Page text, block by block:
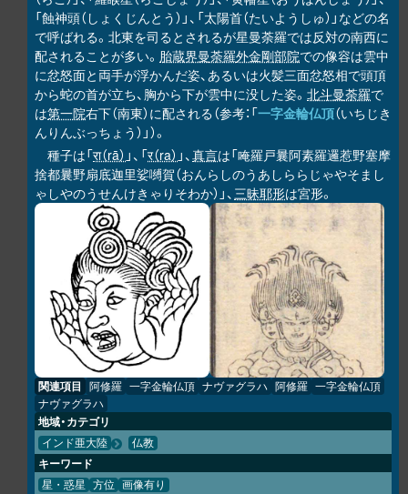
「蝕神頭（しょくじんとう）」、「太陽首（たいようしゅ）」などの名
で呼ばれる。北東を司るとされるが星曼荼羅では反対の南西に
配されることが多い。 胎蔵界曼荼羅外金剛部院での像容は雲中
に忿怒面と両手が浮かんだ姿、あるいは火髪三面忿怒相で頭頂
から蛇の首が立ち、胸から下が雲中に没した姿。 北斗曼荼羅で
は第一院右下（南東）に配される（参考：「一字金輪仏頂（いちじき
んりんぶっちょう）」）。
種子は「रा（rā） 」、「र（ra） 」、真言は「唵羅戸曩阿素羅邏惹野塞摩
捨都曩野扇底迦里娑嚩賀（おんらしのうあしららじゃやそまし
ゃしやのうせんけきゃりそわか）」、三昧耶形は宮形。
関連項目 阿修羅 一字金輪仏頂 ナヴァグラハ 阿修羅 一字金輪仏頂
ナヴァグラハ
地域・カテゴリ
インド亜大陸 仏教
キーワード
星・惑星 方位 画像有り